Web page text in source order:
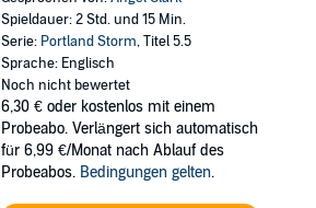
Spieldauer: 2 Std. und 15 Min.
Serie: Portland Storm, Titel 5.5
Sprache: Englisch
Noch nicht bewertet
6,30 € oder kostenlos mit einem
Probeabo. Verlängert sich automatisch
für 6,99 €/Monat nach Ablauf des
Probeabos. Bedingungen gelten.